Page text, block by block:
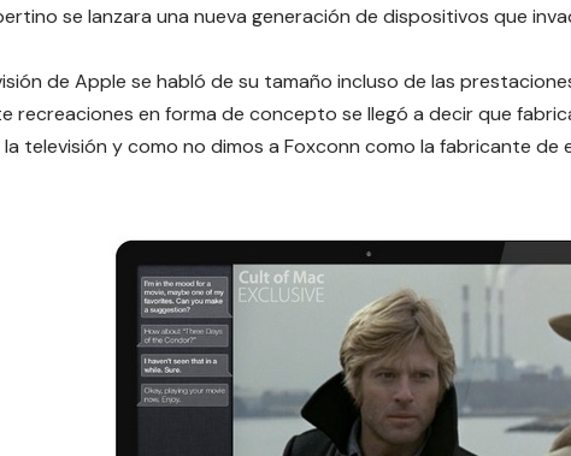
se lanzara una nueva generación de dispositivos que
de Apple se habló de su tamaño incluso de las
recreaciones en forma de concepto se llegó a decir que f
televisión y como no dimos a Foxconn como la fabricante de